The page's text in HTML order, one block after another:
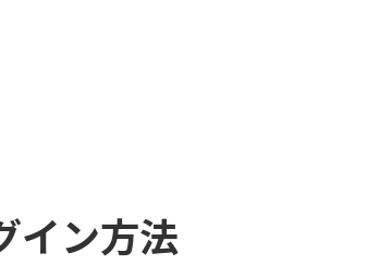
イン方法